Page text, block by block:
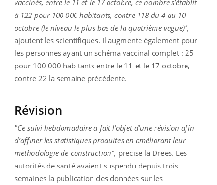
vaccinés, entre le 11 et le 17 octobre, ce nombre s’établit
à 122 pour 100 000 habitants, contre 118 du 4 au 10
octobre (le niveau le plus bas de la quatrième vague)",
ajoutent les scientifiques. Il augmente également pour
les personnes ayant un schéma vaccinal complet : 25
pour 100 000 habitants entre le 11 et le 17 octobre,
contre 22 la semaine précédente.
Révision
"Ce suivi hebdomadaire a fait l’objet d’une révision afin
d’affiner les statistiques produites en améliorant leur
méthodologie de construction", précise la Drees. Les
autorités de santé avaient suspendu depuis trois
semaines la publication des données sur les